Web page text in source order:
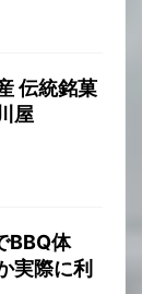
伝統銘菓
屋
BBQ体
実際に利